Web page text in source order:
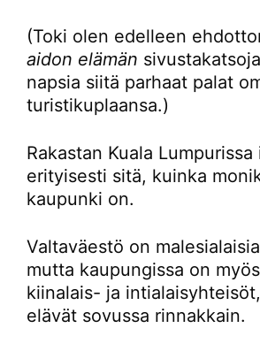
(Toki olen edelleen
aidon elämän
napsia siitä parhaat palat
turistikuplaansa.)
Rakastan Kuala Lumpurissa
erityisesti sitä, kuinka
kaupunki on.
Valtaväestö on
mutta kaupungissa on
kiinalais- ja
elävät sovussa rinnakkain.